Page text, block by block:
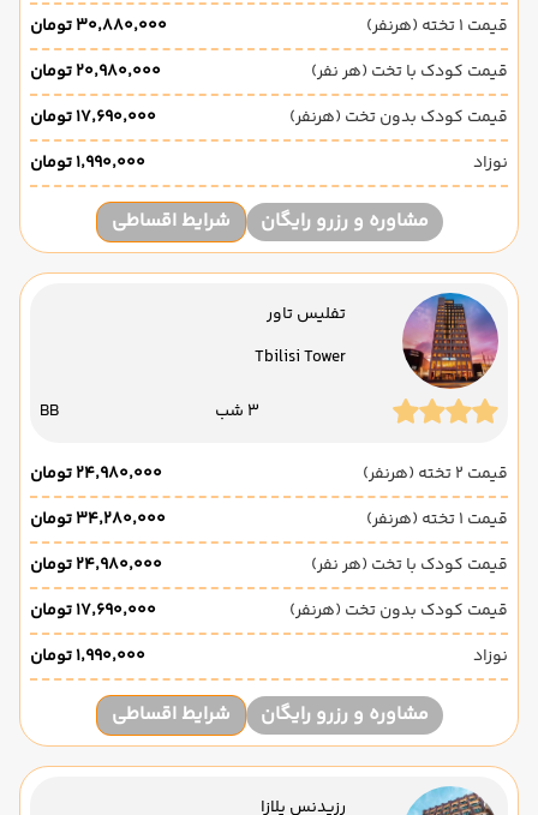
قیمت 1 تخته (هرنفر)
۳۰٬۸۸۰٬۰۰۰ تومان
قیمت کودک با تخت (هر نفر)
۲۰٬۹۸۰٬۰۰۰ تومان
قیمت کودک بدون تخت (هرنفر)
۱۷٬۶۹۰٬۰۰۰ تومان
نوزاد
۱٬۹۹۰٬۰۰۰ تومان
مشاوره و رزرو رایگان شرایط اقساطی
تفلیس تاور
Tbilisi Tower
3 شب BB
قیمت 2 تخته (هرنفر)
۲۴٬۹۸۰٬۰۰۰ تومان
قیمت 1 تخته (هرنفر)
۳۴٬۲۸۰٬۰۰۰ تومان
قیمت کودک با تخت (هر نفر)
۲۴٬۹۸۰٬۰۰۰ تومان
قیمت کودک بدون تخت (هرنفر)
۱۷٬۶۹۰٬۰۰۰ تومان
نوزاد
۱٬۹۹۰٬۰۰۰ تومان
مشاوره و رزرو رایگان شرایط اقساطی
رزیدنس پلازا